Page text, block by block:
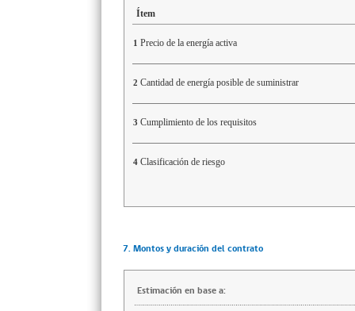
Ítem
1 Precio de la energía activa
2 Cantidad de energía posible de suministrar
3 Cumplimiento de los requisitos
4 Clasificación de riesgo
7. Montos y duración del contrato
Estimación en base a: